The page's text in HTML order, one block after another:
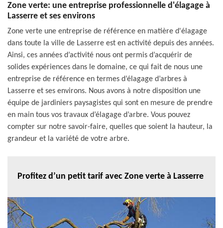
Zone verte: une entreprise professionnelle d'élagage à
Lasserre et ses environs
Zone verte une entreprise de référence en matière d'élagage
dans toute la ville de Lasserre est en activité depuis des années.
Ainsi, ces années d’activité nous ont permis d’acquérir de
solides expériences dans le domaine, ce qui fait de nous une
entreprise de référence en termes d’élagage d’arbres à
Lasserre et ses environs. Nous avons à notre disposition une
équipe de jardiniers paysagistes qui sont en mesure de prendre
en main tous vos travaux d’élagage d’arbre. Vous pouvez
compter sur notre savoir-faire, quelles que soient la hauteur, la
grandeur et la variété de votre arbre.
Profitez d’un petit tarif avec Zone verte à Lasserre